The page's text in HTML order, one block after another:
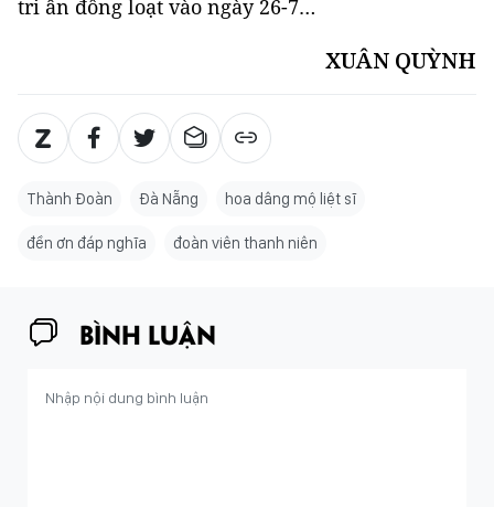
tri ân đồng loạt vào ngày 26-7…
XUÂN QUỲNH
Thành Đoàn Đà Nẵng hoa dâng mộ liệt sĩ
đền ơn đáp nghĩa đoàn viên thanh niên
BÌNH LUẬN